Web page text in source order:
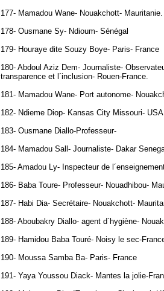
177- Mamadou Wane- Nouakchott- Mauritanie.
178- Ousmane Sy- Ndioum- Sénégal
179- Houraye dite Souzy Boye- Paris- France
180- Abdoul Aziz Dem- Journaliste-
transparence et l´inclusion- Rouen-France.
181- Mamadou Wane- Port autonome-
182- Ndieme Diop- Kansas City Missouri- USA
183- Ousmane Diallo-Professeur-
184- Mamadou Sall- Journaliste- Dakar
185- Amadou Ly- Inspecteur de
186- Baba Toure- Professeur- Nouadhibou-
187- Habi Dia- Secrétaire- Nouakchott-
188- Aboubakry Diallo- agent d´hygiène-
189- Hamidou Baba Touré- Noisy le sec-
190- Moussa Samba Ba- Paris- France
191- Yaya Youssou Diack- Mantes la jolie-